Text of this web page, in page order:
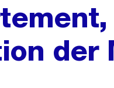
der